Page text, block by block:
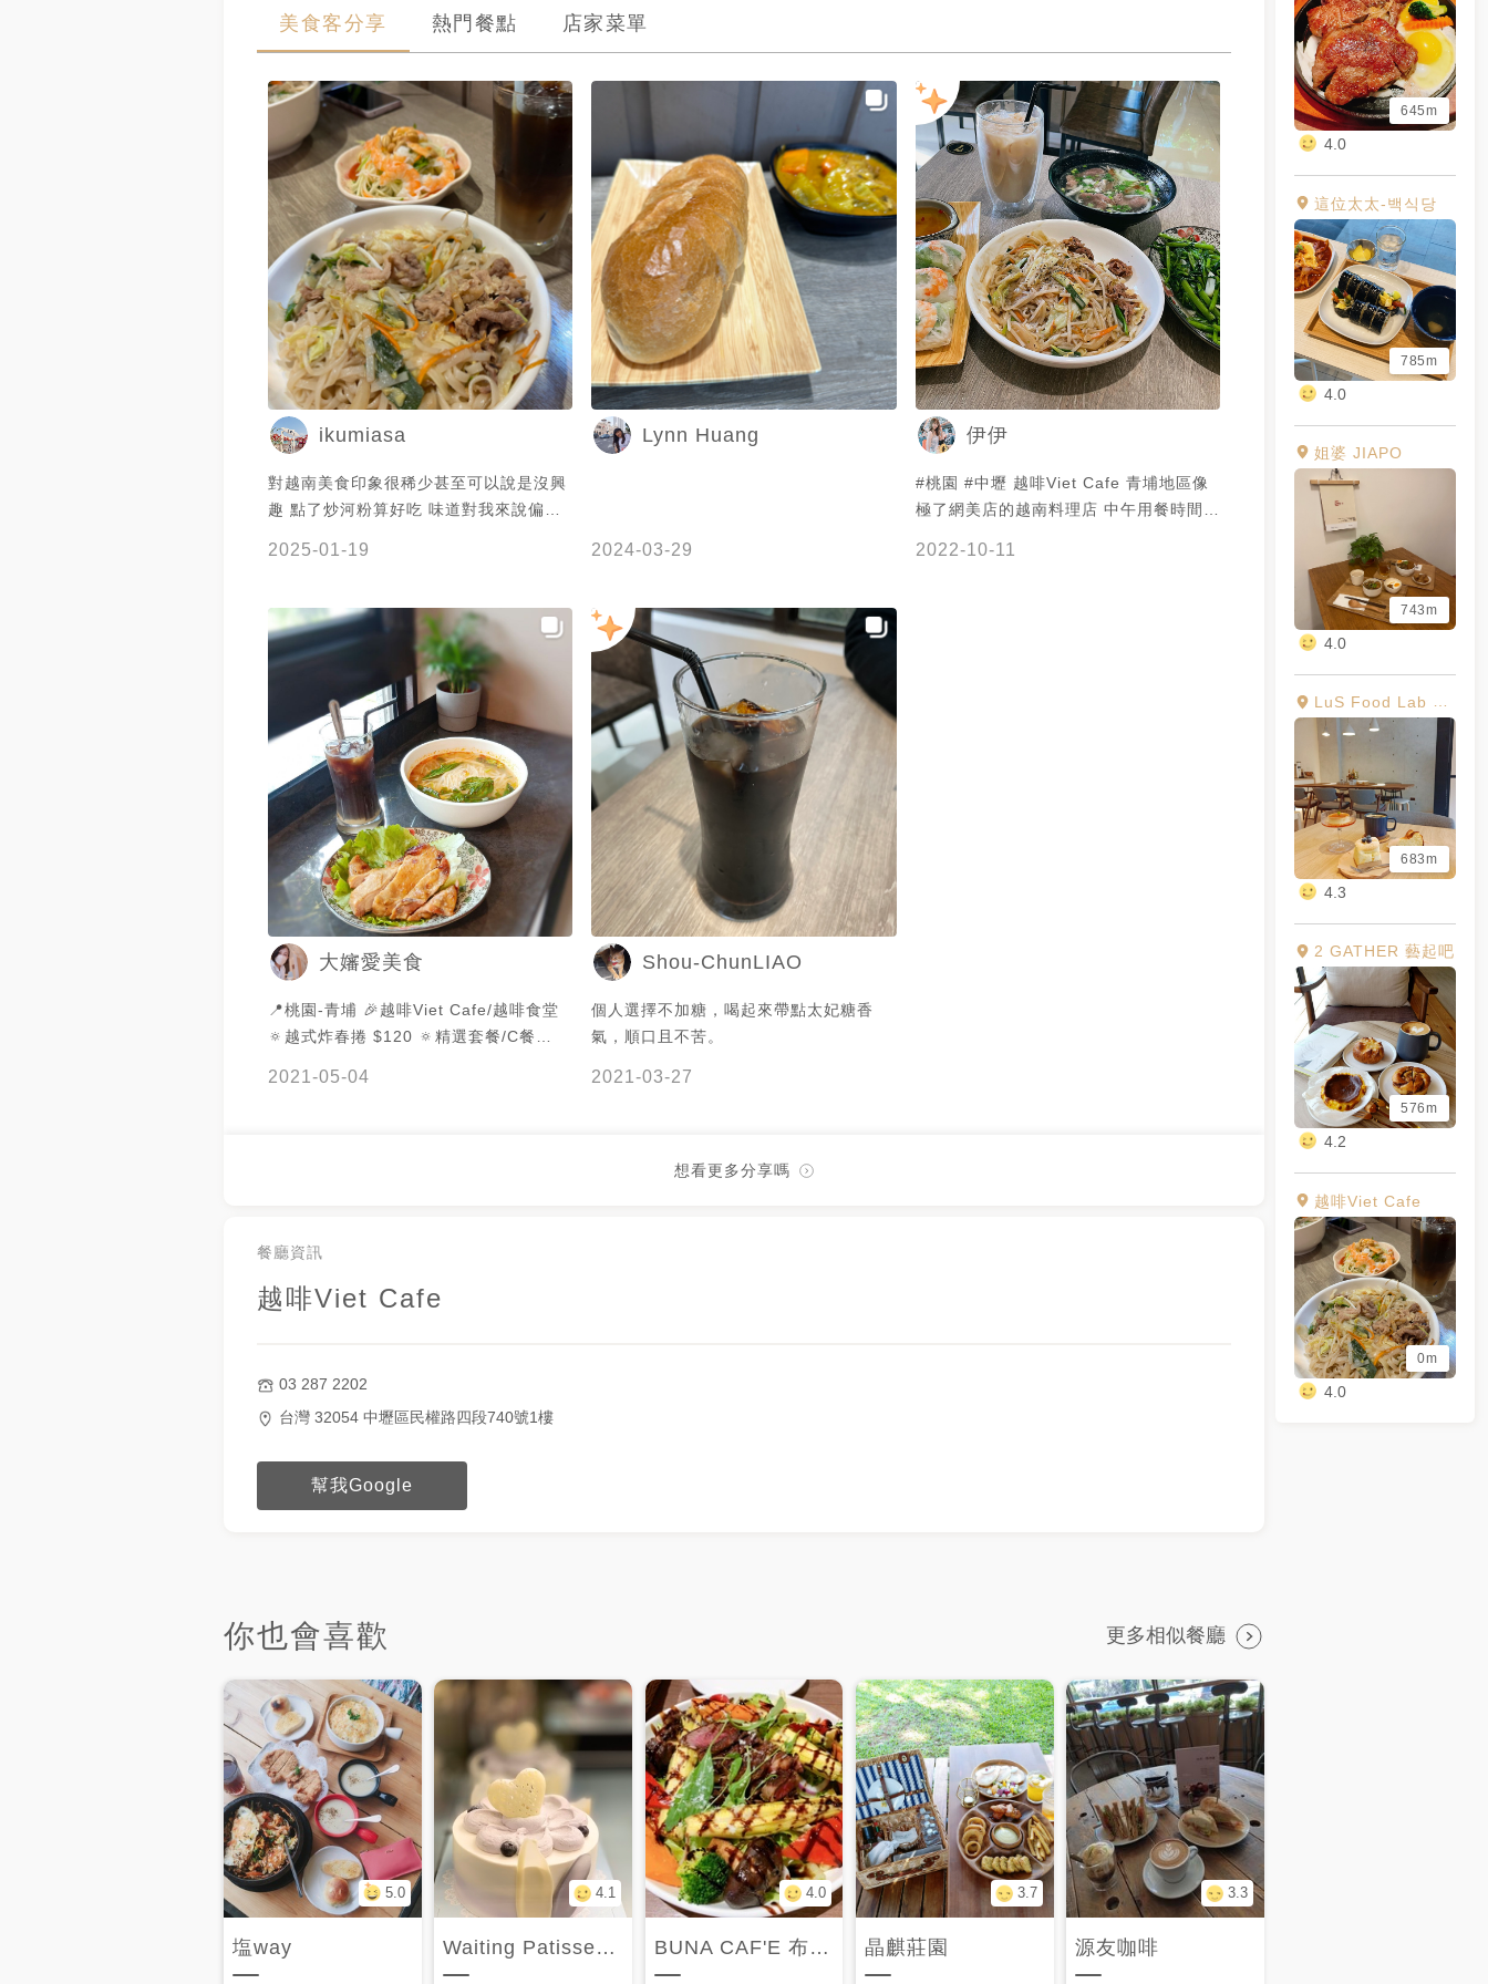
645m
4.0
這位太太-백식당
785m
4.0
姐婆 JIAPO
743m
4.0
LuS Food Lab 陸氏食研所
683m
4.3
2 GATHER 藝起吧
576m
4.2
越啡Viet Cafe
0m
4.0
美食客分享 熱門餐點 店家菜單
ikumiasa
對越南美食印象很稀少甚至可以說是沒興
趣 點了炒河粉算好吃 味道對我來說偏淡
味但一樣酸酸甜甜的 越南咖啡很香 不會
太甜 沒有嘗試到越南春捲（賣相真的很不
吸引我 ✔炒牛肉河粉$150 ✔越式煉乳咖
啡 ✔涼拌蝦仁木瓜絲$140 ➤越啡 越南美
食植物咖啡館 ➤320桃園市中壢區民權路
四段740號1樓
2025-01-19
Lynn Huang
2024-03-29
伊伊
#桃園 #中壢 越啡Viet Cafe 青埔地區像
極了網美店的越南料理店 中午用餐時間生
2022-10-11
大嬸愛美食
📍桃園-青埔 🎉越啡Viet Cafe/越啡食堂
🔅越式炸春捲 $120 🔅精選套餐/C餐
2021-05-04
Shou-ChunLIAO
個人選擇不加糖，喝起來帶點太妃糖香
氣，順口且不苦。
2021-03-27
想看更多分享嗎
餐廳資訊
越啡Viet Cafe
03 287 2202
台灣 32054 中壢區民權路四段740號1樓
幫我Google
你也會喜歡 更多相似餐廳
5.0
塩way
4.1
Waiting Patisserie 等等法式甜點
4.0
BUNA CAF'E 布納咖啡館
3.7
晶麒莊園
3.3
源友咖啡